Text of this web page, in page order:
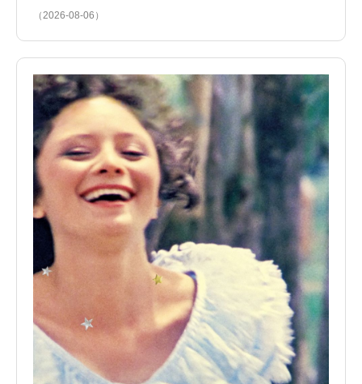
（2026-08-06）